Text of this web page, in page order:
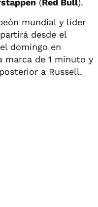
(Red Bull).
mundial y líder
desde el
domingo en
marca de 1 minuto y
a Russell.